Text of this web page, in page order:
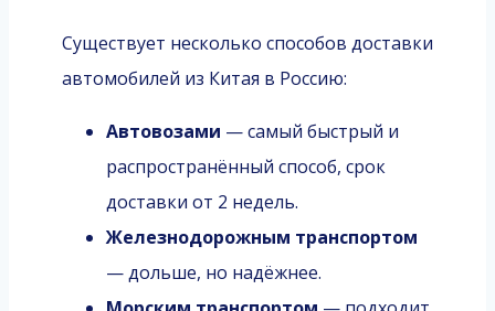
Существует несколько способов доставки
автомобилей из Китая в Россию:
Автовозами — самый быстрый и
распространённый способ, срок
доставки от 2 недель.
Железнодорожным транспортом
— дольше, но надёжнее.